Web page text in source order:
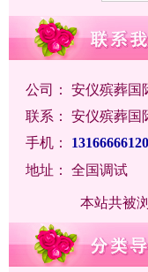
公司： 安仪殡葬国
联系： 安仪殡葬国
手机：
13166666120
地址： 全国调试
本站共被